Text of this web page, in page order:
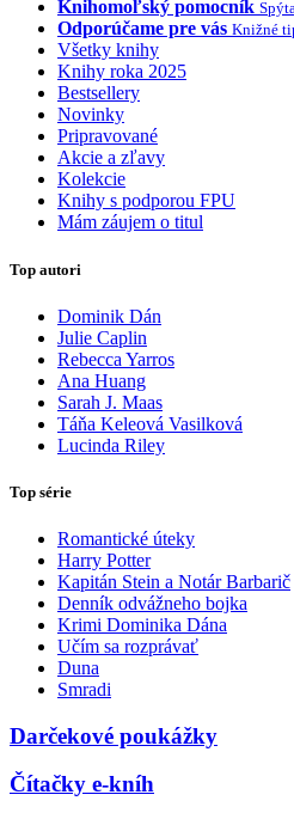
Knihomoľský pomocník
Odporúčame pre vás Knižné
Všetky knihy
Knihy roka 2025
Bestsellery
Novinky
Pripravované
Akcie a zľavy
Kolekcie
Knihy s podporou FPU
Mám záujem o titul
Top autori
Dominik Dán
Julie Caplin
Rebecca Yarros
Ana Huang
Sarah J. Maas
Táňa Keleová Vasilková
Lucinda Riley
Top série
Romantické úteky
Harry Potter
Kapitán Stein a Notár Barbarič
Denník odvážneho bojka
Krimi Dominika Dána
Učím sa rozprávať
Duna
Smradi
Darčekové poukážky
Čítačky e-kníh